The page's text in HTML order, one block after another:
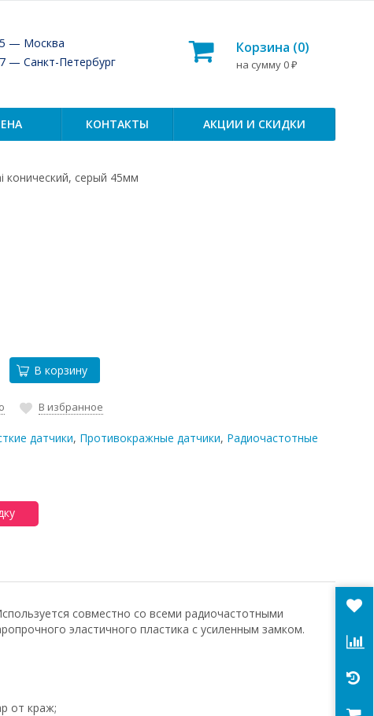
— Москва
— Санкт-Петербург
Корзина (0)
на сумму 0 ₽
КОНТАКТЫ АКЦИИ И СКИДКИ
конический, серый 45мм
В корзину
В избранное
датчики, Противокражные датчики, Радиочастотные
совместно со всеми радиочастотными
эластичного пластика с усиленным замком.
от краж;